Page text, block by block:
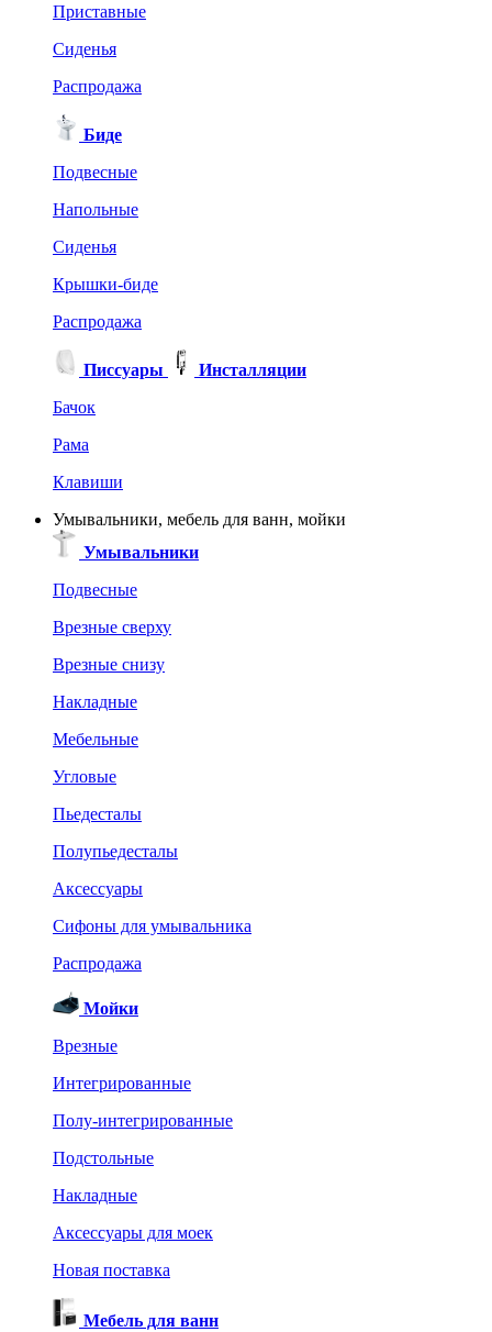
Приставные
Сиденья
Распродажа
Биде
Подвесные
Напольные
Сиденья
Крышки-биде
Распродажа
Писсуары
Инсталляции
Бачок
Рама
Клавиши
Умывальники, мебель для ванн, мойки
Умывальники
Подвесные
Врезные сверху
Врезные снизу
Накладные
Мебельные
Угловые
Пьедесталы
Полупьедесталы
Аксессуары
Сифоны для умывальника
Распродажа
Мойки
Врезные
Интегрированные
Полу-интегрированные
Подстольные
Накладные
Аксессуары для моек
Новая поставка
Мебель для ванн